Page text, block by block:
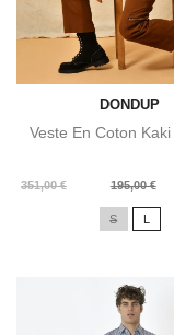
DONDUP
Veste En Coton
351,00 €
Prix
195,00 €
Prix
S L